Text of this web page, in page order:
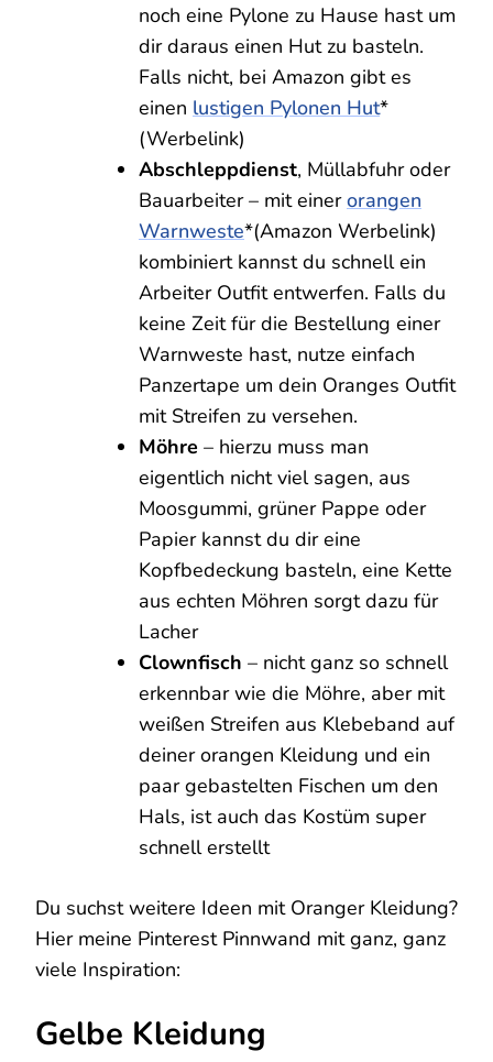
noch eine Pylone zu Hause hast um
dir daraus einen Hut zu basteln.
Falls nicht, bei Amazon gibt es
einen lustigen Pylonen Hut*
(Werbelink)
Abschleppdienst, Müllabfuhr oder
Bauarbeiter – mit einerorangen
Warnweste*(Amazon Werbelink)
kombiniert kannst du schnell ein
Arbeiter Outfit entwerfen. Falls du
keine Zeit für die Bestellung einer
Warnweste hast, nutze einfach
Panzertape um dein Oranges Outfit
mit Streifen zu versehen.
Möhre – hierzu muss man
eigentlich nicht viel sagen, aus
Moosgummi, grüner Pappe oder
Papier kannst du dir eine
Kopfbedeckung basteln, eine Kette
aus echten Möhren sorgt dazu für
Lacher
Clownfisch – nicht ganz so schnell
erkennbar wie die Möhre, aber mit
weißen Streifen aus Klebeband auf
deiner orangen Kleidung und ein
paar gebastelten Fischen um den
Hals, ist auch das Kostüm super
schnell erstellt
Du suchst weitere Ideen mit Oranger Kleidung?
Hier meine Pinterest Pinnwand mit ganz, ganz
viele Inspiration:
Gelbe Kleidung